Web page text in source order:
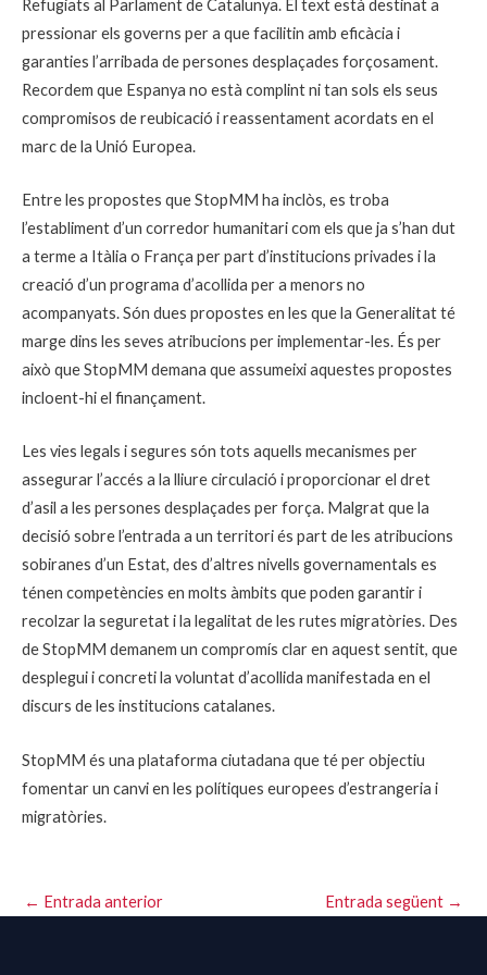
Refugiats al Parlament de Catalunya. El text està destinat a
pressionar els governs per a que facilitin amb eficàcia i
garanties l’arribada de persones desplaçades forçosament.
Recordem que Espanya no està complint ni tan sols els seus
compromisos de reubicació i reassentament acordats en el
marc de la Unió Europea.
Entre les propostes que StopMM ha inclòs, es troba
l’establiment d’un corredor humanitari com els que ja s’han dut
a terme a Itàlia o França per part d’institucions privades i la
creació d’un programa d’acollida per a menors no
acompanyats. Són dues propostes en les que la Generalitat té
marge dins les seves atribucions per implementar-les. És per
això que StopMM demana que assumeixi aquestes propostes
incloent-hi el finançament.
Les vies legals i segures són tots aquells mecanismes per
assegurar l’accés a la lliure circulació i proporcionar el dret
d’asil a les persones desplaçades per força. Malgrat que la
decisió sobre l’entrada a un territori és part de les atribucions
sobiranes d’un Estat, des d’altres nivells governamentals es
ténen competències en molts àmbits que poden garantir i
recolzar la seguretat i la legalitat de les rutes migratòries. Des
de StopMM demanem un compromís clar en aquest sentit, que
desplegui i concreti la voluntat d’acollida manifestada en el
discurs de les institucions catalanes.
StopMM és una plataforma ciutadana que té per objectiu
fomentar un canvi en les polítiques europees d’estrangeria i
migratòries.
← Entrada anterior Entrada següent →